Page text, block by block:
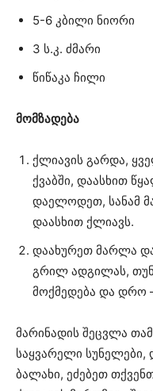
5-6 კბილი ნიორი
3 ს.კ. ძმარი
წიწაკა ჩილი
მომზადება
ქლიავის გარდა,
ქვაბში, დაასხით
დაელოდეთ, სანამ
დაასხით ქლიავს.
დაახურეთ მარლა
გრილ ადგილას,
მოქმედება და დრო
მარინადის შეცვლა
საყვარელი სუნელები,
ბალახი, ეძებეთ